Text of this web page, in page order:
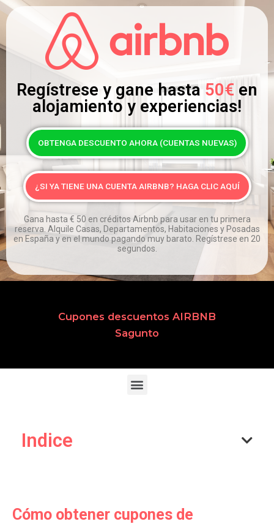
Regístrese y gane hasta 50€ en
alojamiento y experiencias!
OBTENGA DESCUENTO AHORA (CUENTAS NUEVAS)
¿SI YA TIENE UNA CUENTA AIRBNB? HAGA CLIC AQUÍ
Gana hasta € 50 en créditos Airbnb para usar en tu primera
reserva. Alquile Casas, Departamentos, Habitaciones y Posadas
en España y en el mundo pagando muy barato. Regístrese en 20
segundos.
Cupones descuentos AIRBNB
Sagunto
Indice
Cómo obtener cupones de